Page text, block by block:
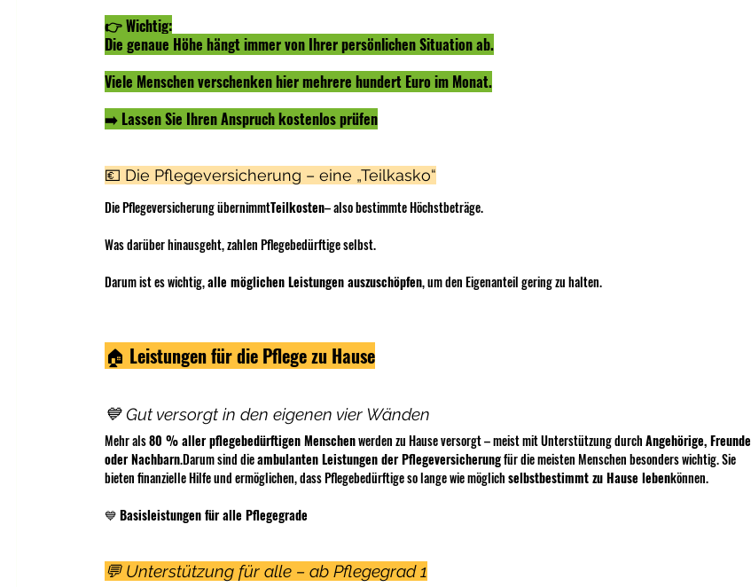
👉 Wichtig:
Die genaue Höhe hängt immer von Ihrer persönlichen Situation ab.
Viele Menschen verschenken hier mehrere hundert Euro im Monat.
➡️ Lassen Sie Ihren Anspruch kostenlos prüfen
💶 Die Pflegeversicherung – eine „Teilkasko“
Die Pflegeversicherung übernimmtTeilkosten– also bestimmte Höchstbeträge.
Was darüber hinausgeht, zahlen Pflegebedürftige selbst.
Darum ist es wichtig, alle möglichen Leistungen auszuschöpfen, um den Eigenanteil gering zu halten.
🏠 Leistungen für die Pflege zu Hause
💙 Gut versorgt in den eigenen vier Wänden
Mehr als 80 % aller pflegebedürftigen Menschen werden zu Hause versorgt – meist mit Unterstützung durch Angehörige, Freunde
oder Nachbarn.Darum sind die ambulanten Leistungen der Pflegeversicherung für die meisten Menschen besonders wichtig. Sie
bieten finanzielle Hilfe und ermöglichen, dass Pflegebedürftige so lange wie möglich selbstbestimmt zu Hause lebenkönnen.
💙 Basisleistungen für alle Pflegegrade
💬 Unterstützung für alle – ab Pflegegrad 1